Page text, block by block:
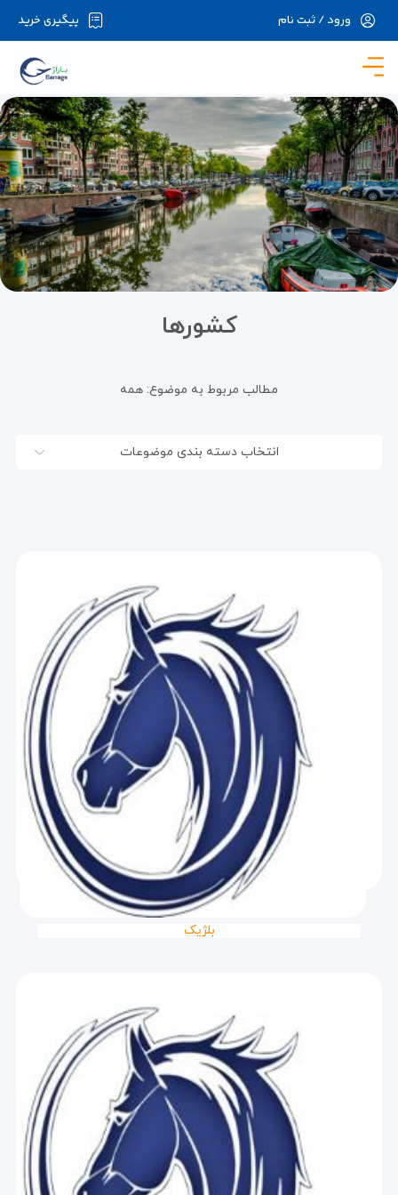
در حال حاضر ارتباط با سرور قطع می باشد لطفا
پیگیری خرید ورود / ثبت نام
کشورها
مطالب مربوط به موضوع: همه
انتخاب دسته بندی موضوعات
بلژیک